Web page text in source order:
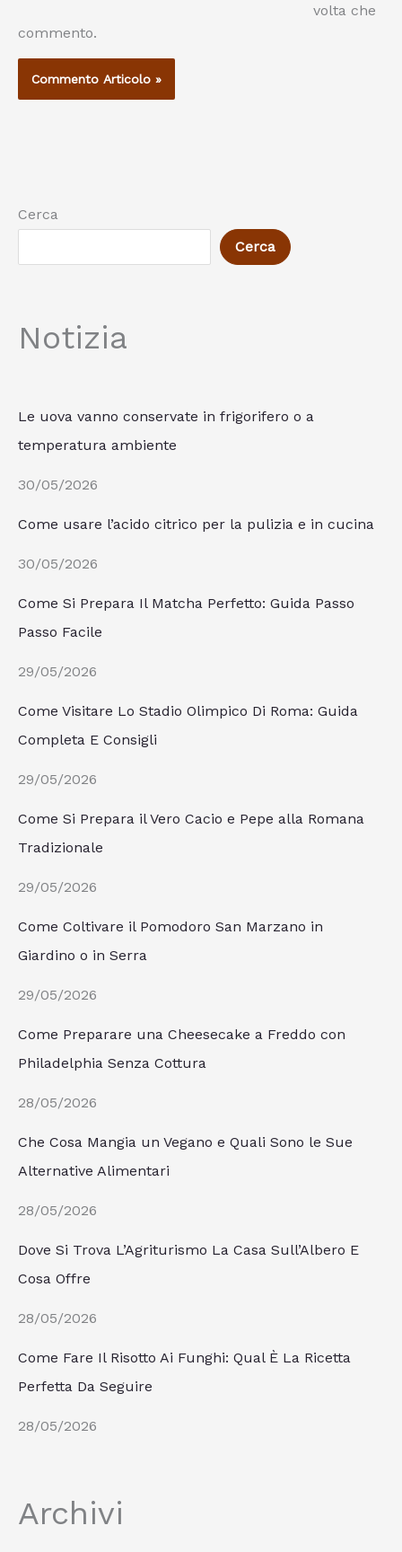
volta che
commento.
Cerca
Cerca
Notizia
Le uova vanno conservate in frigorifero o a
temperatura ambiente
30/05/2026
Come usare l’acido citrico per la pulizia e in cucina
30/05/2026
Come Si Prepara Il Matcha Perfetto: Guida Passo
Passo Facile
29/05/2026
Come Visitare Lo Stadio Olimpico Di Roma: Guida
Completa E Consigli
29/05/2026
Come Si Prepara il Vero Cacio e Pepe alla Romana
Tradizionale
29/05/2026
Come Coltivare il Pomodoro San Marzano in
Giardino o in Serra
29/05/2026
Come Preparare una Cheesecake a Freddo con
Philadelphia Senza Cottura
28/05/2026
Che Cosa Mangia un Vegano e Quali Sono le Sue
Alternative Alimentari
28/05/2026
Dove Si Trova L’Agriturismo La Casa Sull’Albero E
Cosa Offre
28/05/2026
Come Fare Il Risotto Ai Funghi: Qual È La Ricetta
Perfetta Da Seguire
28/05/2026
Archivi